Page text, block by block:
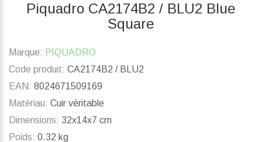
Piquadro CA2174B2 / BLU2 Blue
Square
Marque: PIQUADRO
Code produit: CA2174B2 / BLU2
EAN: 8024671509169
Matériau: Cuir véritable
Dimensions: 32x14x7 cm
Poids: 0.32 kg